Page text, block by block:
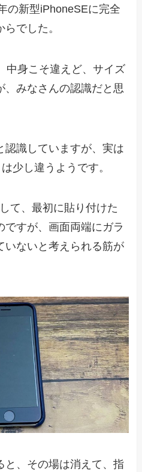
の新型iPhoneSEに完全
でした。
中身こそ違えど、サイズ
、みなさんの認識だと思
認識していますが、実は
少し違うようです。
て、最初に貼り付けた
ですが、画面両端にガラ
いないと考えられる筋が
と、その場は消えて、指